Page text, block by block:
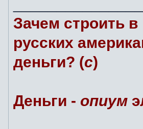
Зачем строить
русских
деньги? (с)
Деньги - опиум